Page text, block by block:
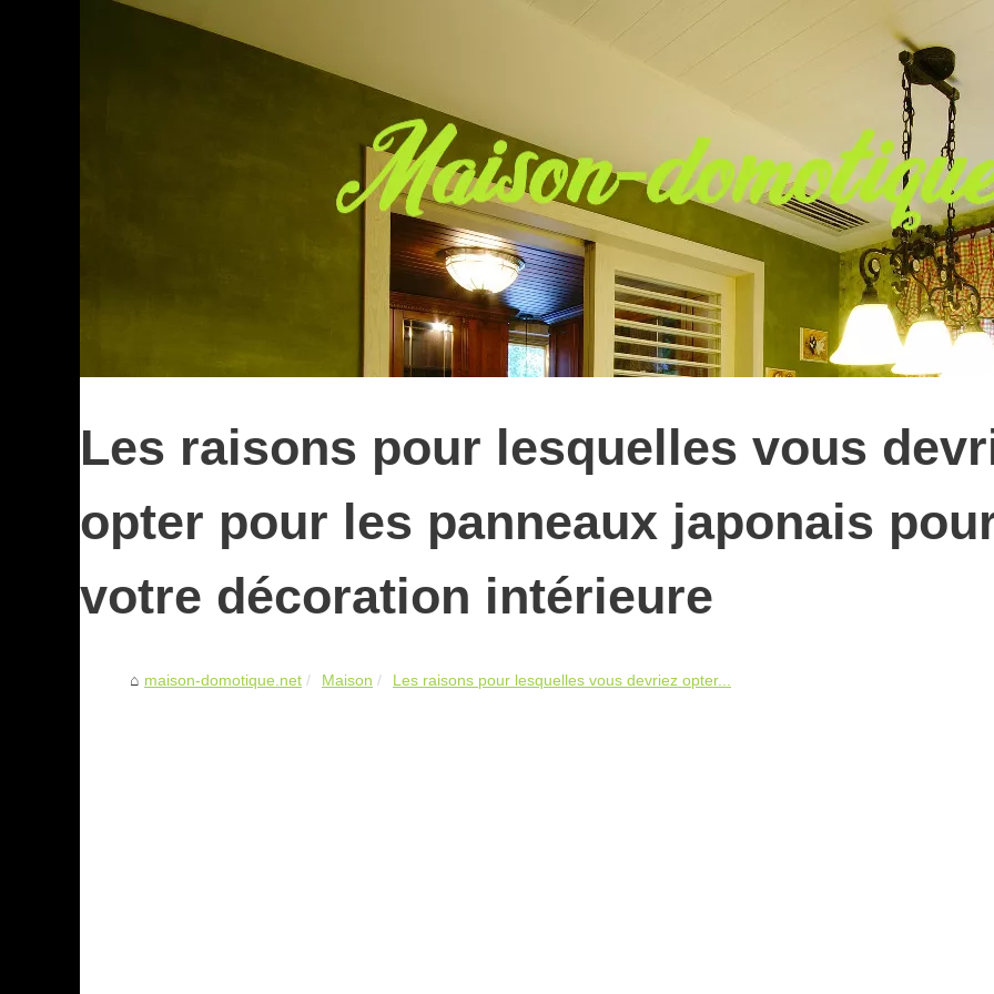
Les raisons pour lesquelles vous
opter pour les panneaux japonais
votre décoration intérieure
maison-domotique.net Maison Les raisons pour lesquelles vous devriez opter...